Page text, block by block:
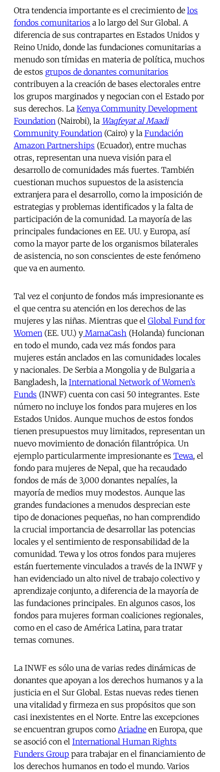
Otra tendencia importante es el crecimiento de los
fondos comunitarios a lo largo del Sur Global. A
diferencia de sus contrapartes en Estados Unidos y
Reino Unido, donde las fundaciones comunitarias a
menudo son tímidas en materia de política, muchos
de estos grupos de donantes comunitarios
contribuyen a la creación de bases electorales entre
los grupos marginados y negocian con el Estado por
sus derechos. La Kenya Community Development
Foundation (Nairobi), la Waqfeyat al Maadi
Community Foundation (Cairo) y la Fundación
Amazon Partnerships (Ecuador), entre muchas
otras, representan una nueva visión para el
desarrollo de comunidades más fuertes. También
cuestionan muchos supuestos de la asistencia
extranjera para el desarrollo, como la imposición de
estrategias y problemas identificados y la falta de
participación de la comunidad. La mayoría de las
principales fundaciones en EE. UU. y Europa, así
como la mayor parte de los organismos bilaterales
de asistencia, no son conscientes de este fenómeno
que va en aumento.
Tal vez el conjunto de fondos más impresionante es
el que centra su atención en los derechos de las
mujeres y las niñas. Mientras que el Global Fund for
Women (EE. UU.) y MamaCash (Holanda) funcionan
en todo el mundo, cada vez más fondos para
mujeres están anclados en las comunidades locales
y nacionales. De Serbia a Mongolia y de Bulgaria a
Bangladesh, la International Network of Women’s
Funds (INWF) cuenta con casi 50 integrantes. Este
número no incluye los fondos para mujeres en los
Estados Unidos. Aunque muchos de estos fondos
tienen presupuestos muy limitados, representan un
nuevo movimiento de donación filantrópica. Un
ejemplo particularmente impresionante es Tewa, el
fondo para mujeres de Nepal, que ha recaudado
fondos de más de 3,000 donantes nepalíes, la
mayoría de medios muy modestos. Aunque las
grandes fundaciones a menudos desprecian este
tipo de donaciones pequeñas, no han comprendido
la crucial importancia de desarrollar las potencias
locales y el sentimiento de responsabilidad de la
comunidad. Tewa y los otros fondos para mujeres
están fuertemente vinculados a través de la INWF y
han evidenciado un alto nivel de trabajo colectivo y
aprendizaje conjunto, a diferencia de la mayoría de
las fundaciones principales. En algunos casos, los
fondos para mujeres forman coaliciones regionales,
como en el caso de América Latina, para tratar
temas comunes.
La INWF es sólo una de varias redes dinámicas de
donantes que apoyan a los derechos humanos y a la
justicia en el Sur Global. Estas nuevas redes tienen
una vitalidad y firmeza en sus propósitos que son
casi inexistentes en el Norte. Entre las excepciones
se encuentran grupos como Ariadne en Europa, que
se asoció con el International Human Rights
Funders Group para trabajar en el financiamiento de
los derechos humanos en todo el mundo. Varios